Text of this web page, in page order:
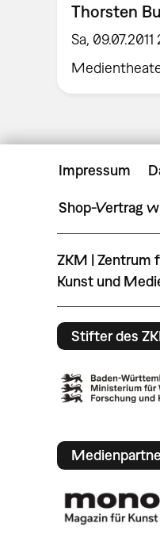
Thorsten
Sa,
Impressum
Shop-Vertrag
ZKM | Zentrum
Kunst und
Stifter des